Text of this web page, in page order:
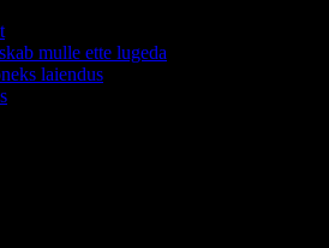
mulle ette lugeda
laiendus